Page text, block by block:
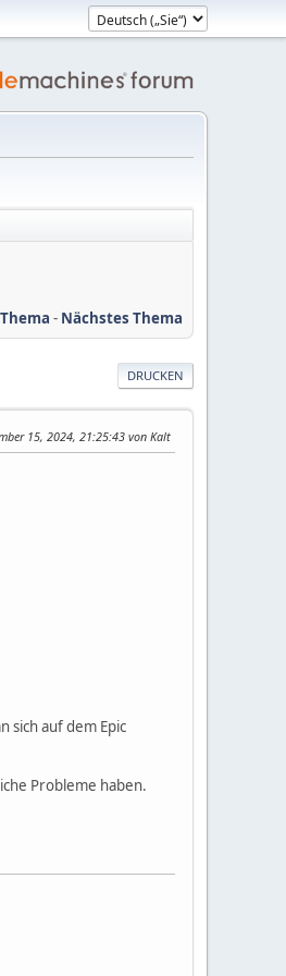
- Nächstes Thema
DRUCKEN
15, 2024, 21:25:43 von Kalt
sich auf dem Epic
Probleme haben.